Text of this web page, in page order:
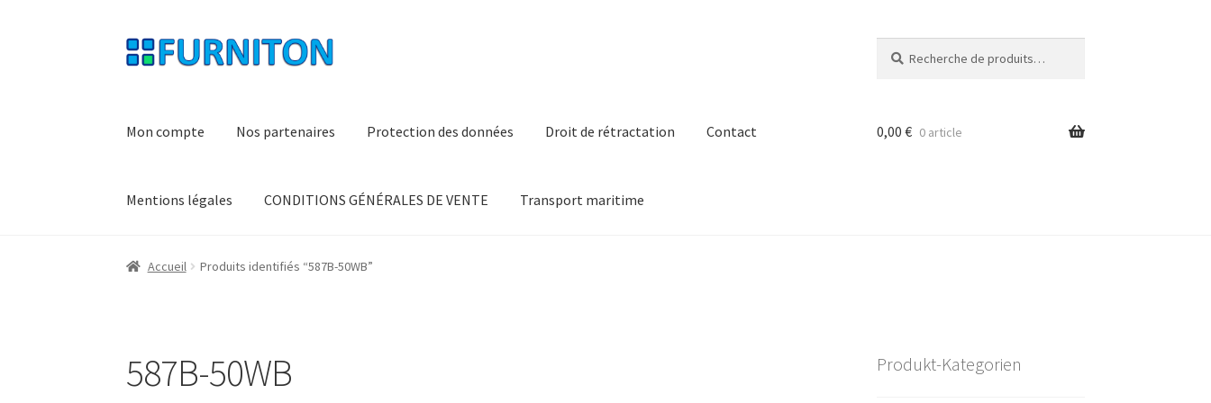
Aller
à
Aller
au
pour :
Mon compte Nos partenaires Protection des données Droit de rétractation Contact
Mentions légales CONDITIONS GÉNÉRALES DE VENTE Transport maritime
0,00 € 0 article
Accueil Produits identifiés “587B-50WB”
587B-50WB Produkt-Kategorien